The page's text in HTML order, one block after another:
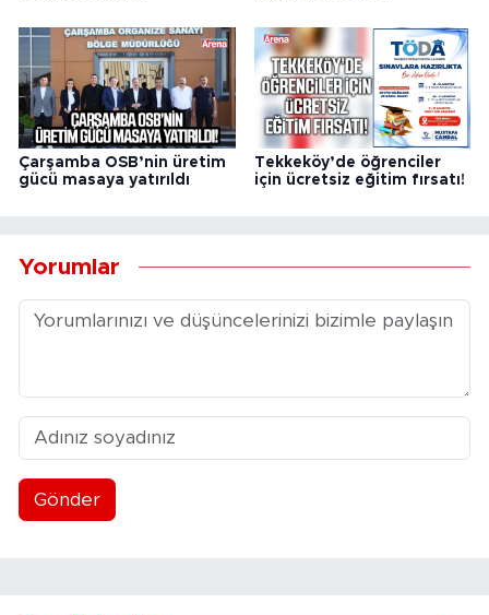
Çarşamba OSB’nin üretim
gücü masaya yatırıldı
Tekkeköy’de öğrenciler
için ücretsiz eğitim fırsatı!
Yorumlar
Gönder